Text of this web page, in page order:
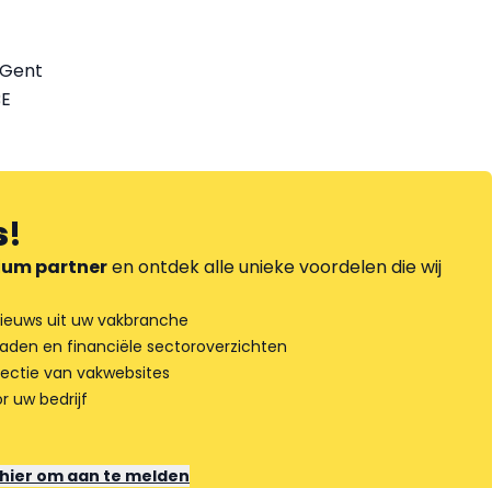
!
partneren ontdek alle unieke voordelen die wij
uit uw vakbranche
en financiële sectoroverzichten
van vakwebsites
uw bedrijf
om aan te melden